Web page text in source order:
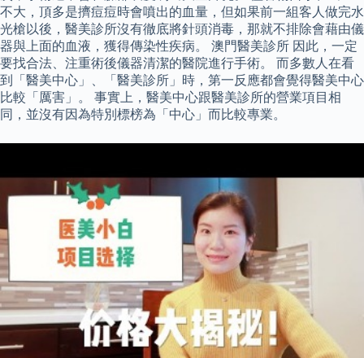
不大，頂多是擠痘痘時會噴出的血量，但如果前一組客人做完水
光槍以後，醫美診所沒有徹底將針頭消毒，那就不排除會藉由儀
器與上面的血液，獲得傳染性疾病。 澳門醫美診所 因此，一定
要找合法、注重術後儀器清潔的醫院進行手術。 而多數人在看
到「醫美中心」、「醫美診所」時，第一反應都會覺得醫美中心
比較「厲害」。 事實上，醫美中心跟醫美診所的營業項目相
同，並沒有因為特別標榜為「中心」而比較專業。